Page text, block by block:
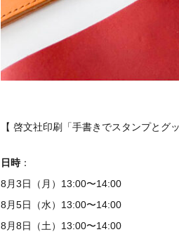
【 啓文社印刷「手書きでスタンプとグ
日時：
8月3日（月）13:00〜14:00
8月5日（水）13:00〜14:00
8月8日（土）13:00〜14:00